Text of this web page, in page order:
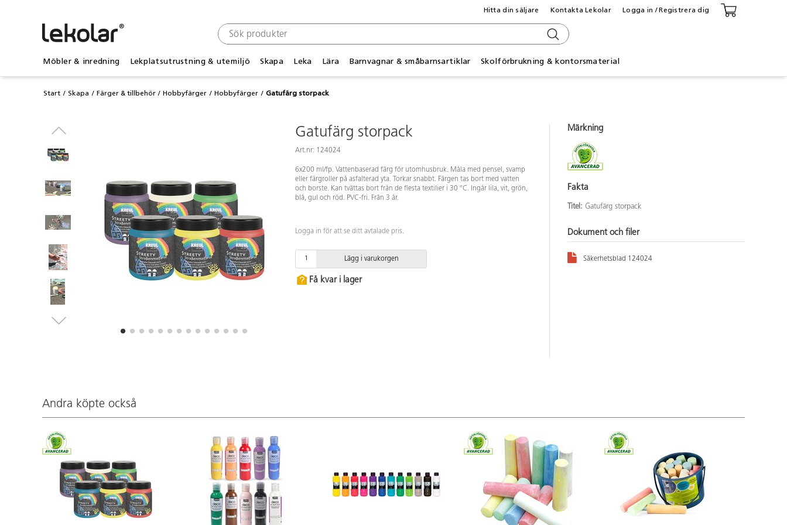
Möbler & inredning Lekplatsutrustning & utemiljö Skapa Leka Lära Barnvagnar & småbarnsartiklar Skolförbrukning & kontorsmaterial
Hitta din säljare Kontakta Lekolar Logga in / Registrera dig
Start Skapa Färger & tillbehör Hobbyfärger Hobbyfärger Gatufärg storpack
Gatufärg storpack
Art.nr: 124024
6x200 ml/fp. Vattenbaserad färg för utomhusbruk. Måla med pensel, svamp
eller färgroller på asfalterad yta. Torkar snabbt. Färgen tas bort med vatten
och borste. Kan tvättas bort från de flesta textilier i 30 °C. Ingår lila, vit, grön,
blå, gul och röd. PVC-fri. Från 3 år.
Logga in för att se ditt avtalade pris.
Lägg i varukorgen
Få kvar i lager
Märkning
Fakta
Titel: Gatufärg storpack
Dokument och filer
Säkerhetsblad 124024
Andra köpte också